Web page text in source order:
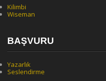
Kilimbi
Wiseman
BAŞVURU
Yazarlık
Seslendirme